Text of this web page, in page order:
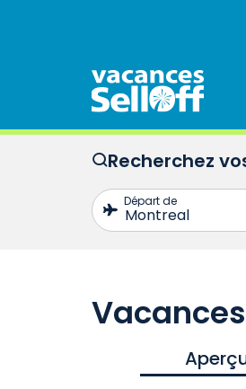
Recherchez